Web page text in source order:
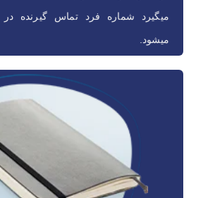
میگیرد شماره فرد تماس گیرنده
میشود.